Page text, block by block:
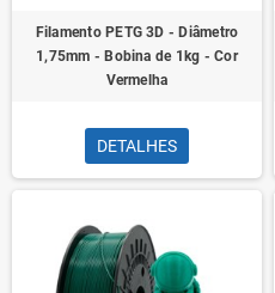
Filamento PETG 3D - Diâmetro
1,75mm - Bobina de 1kg - Cor
Vermelha
DETALHES